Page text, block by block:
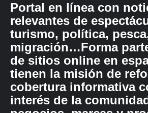
Portal en línea con
relevantes de
turismo, política,
migración…Forma
de sitios online en
tienen la misión de
cobertura informativa
interés de la